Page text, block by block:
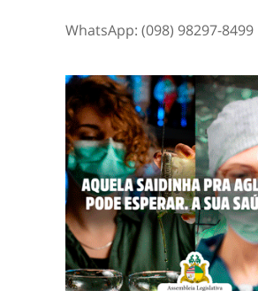
WhatsApp: (098) 98297-8499